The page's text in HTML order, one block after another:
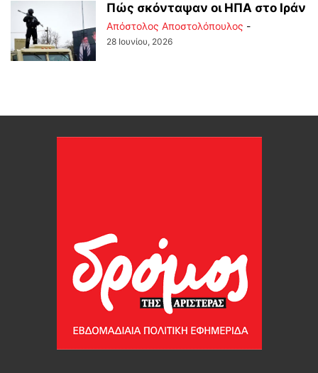
Πώς σκόνταψαν οι ΗΠΑ στο Ιράν
Απόστολος Αποστολόπουλος -
28 Ιουνίου, 2026